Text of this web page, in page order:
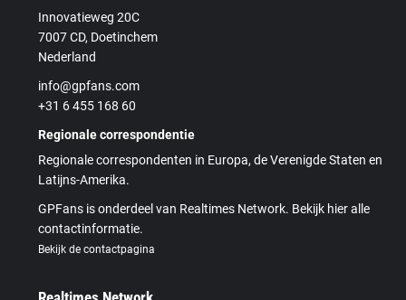
Innovatieweg 20C
7007 CD, Doetinchem
Nederland
info@gpfans.com
+31 6 455 168 60
Regionale correspondentie
Regionale correspondenten in Europa, de Verenigde Staten en
Latijns-Amerika.
GPFans is onderdeel van Realtimes Network. Bekijk hier alle
contactinformatie.
Bekijk de contactpagina